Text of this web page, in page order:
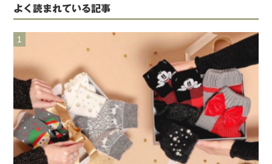
よく読まれている記事